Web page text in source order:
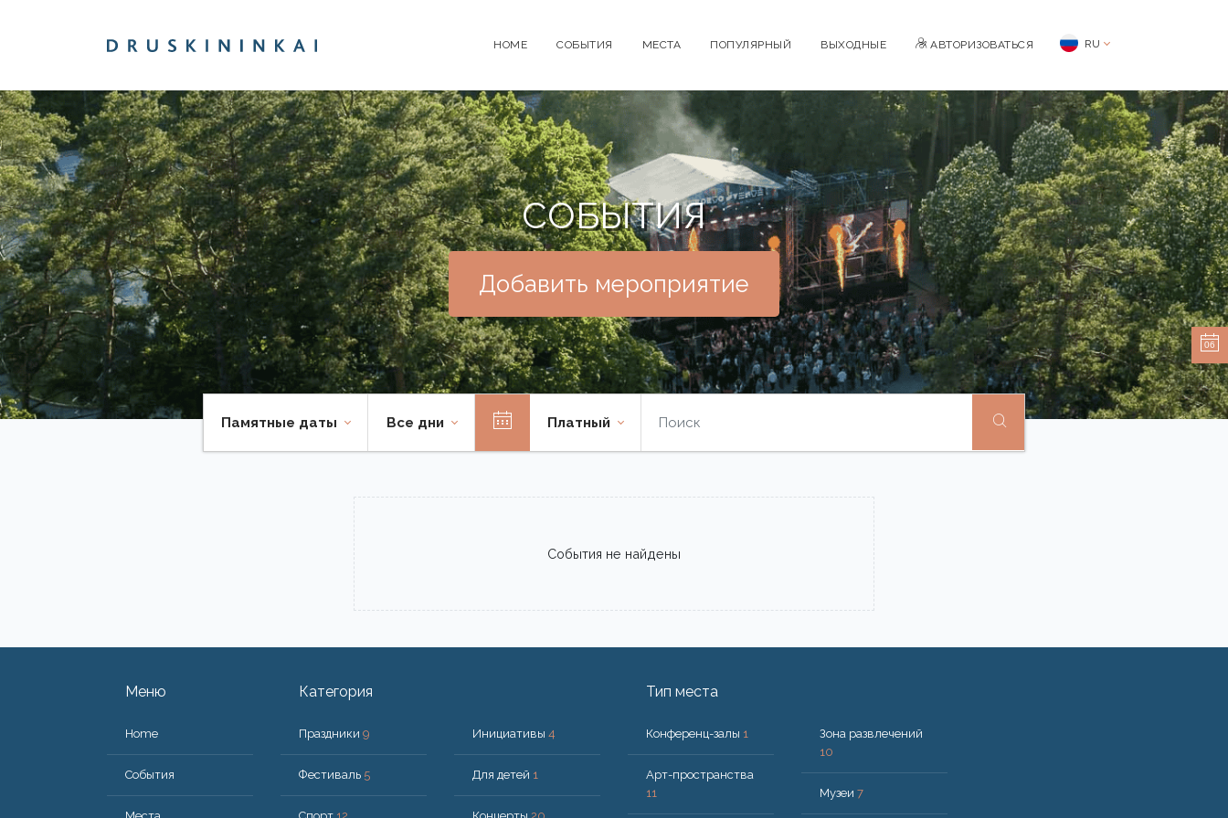
HOME СОБЫТИЯ МЕСТА ПОПУЛЯРНЫЙ BЫХОДНЫЕ АВТОРИЗОВАТЬСЯ RU
СОБЫТИЯ
Добавить мероприятие
Памятные даты Все дни Платный
События не найдены
Меню
Home
События
Категория
Праздники 9
Фестиваль 5
Инициативы 4
Для детей 1
Тип места
Конференц-залы 1
Арт-пространства
11
Зона развлечений
10
Музеи 7
06